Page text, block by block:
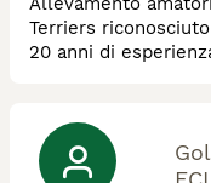
Terriers
20 anni di